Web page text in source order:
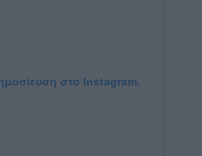
στο Instagram.